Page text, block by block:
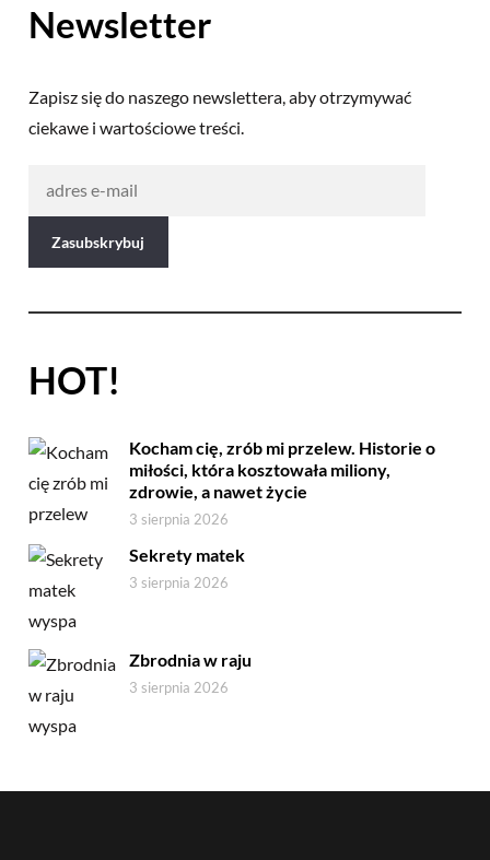
Newsletter
Zapisz się do naszego newslettera, aby otrzymywać
ciekawe i wartościowe treści.
HOT!
Kocham cię, zrób mi przelew. Historie o
miłości, która kosztowała miliony,
zdrowie, a nawet życie
3 sierpnia 2026
Sekrety matek
3 sierpnia 2026
Zbrodnia w raju
3 sierpnia 2026